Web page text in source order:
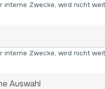
interne Zwecke, wird nicht
interne Zwecke, wird nicht